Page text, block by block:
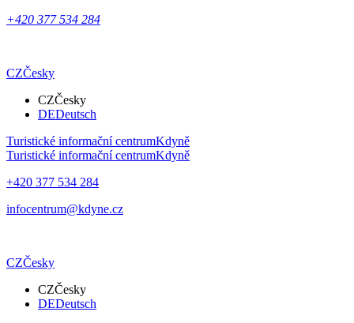
+420 377 534 284
CZČesky
CZČesky
DEDeutsch
Turistické informační centrumKdyně
Turistické informační centrumKdyně
+420 377 534 284
infocentrum@kdyne.cz
CZČesky
CZČesky
DEDeutsch